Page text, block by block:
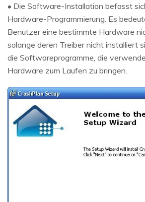
• Die Software-Installation befasst
Hardware-Programmierung. Es
Benutzer eine bestimmte Hardware
solange deren Treiber nicht installiert
die Softwareprogramme, die
Hardware zum Laufen zu bringen.